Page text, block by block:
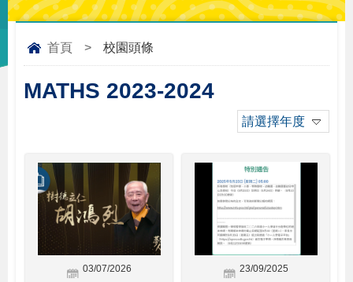
首頁 > 校園頭條
MATHS 2023-2024
請選擇年度
03/07/2026 23/09/2025